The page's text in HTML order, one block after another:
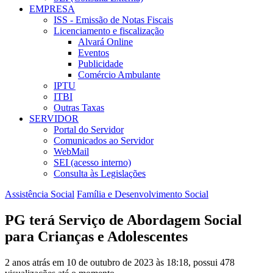
EMPRESA
ISS - Emissão de Notas Fiscais
Licenciamento e fiscalização
Alvará Online
Eventos
Publicidade
Comércio Ambulante
IPTU
ITBI
Outras Taxas
SERVIDOR
Portal do Servidor
Comunicados ao Servidor
WebMail
SEI (acesso interno)
Consulta às Legislações
Assistência Social Família e Desenvolvimento Social
PG terá Serviço de Abordagem Social
para Crianças e Adolescentes
2 anos atrás em 10 de outubro de 2023 às 18:18, possui 478